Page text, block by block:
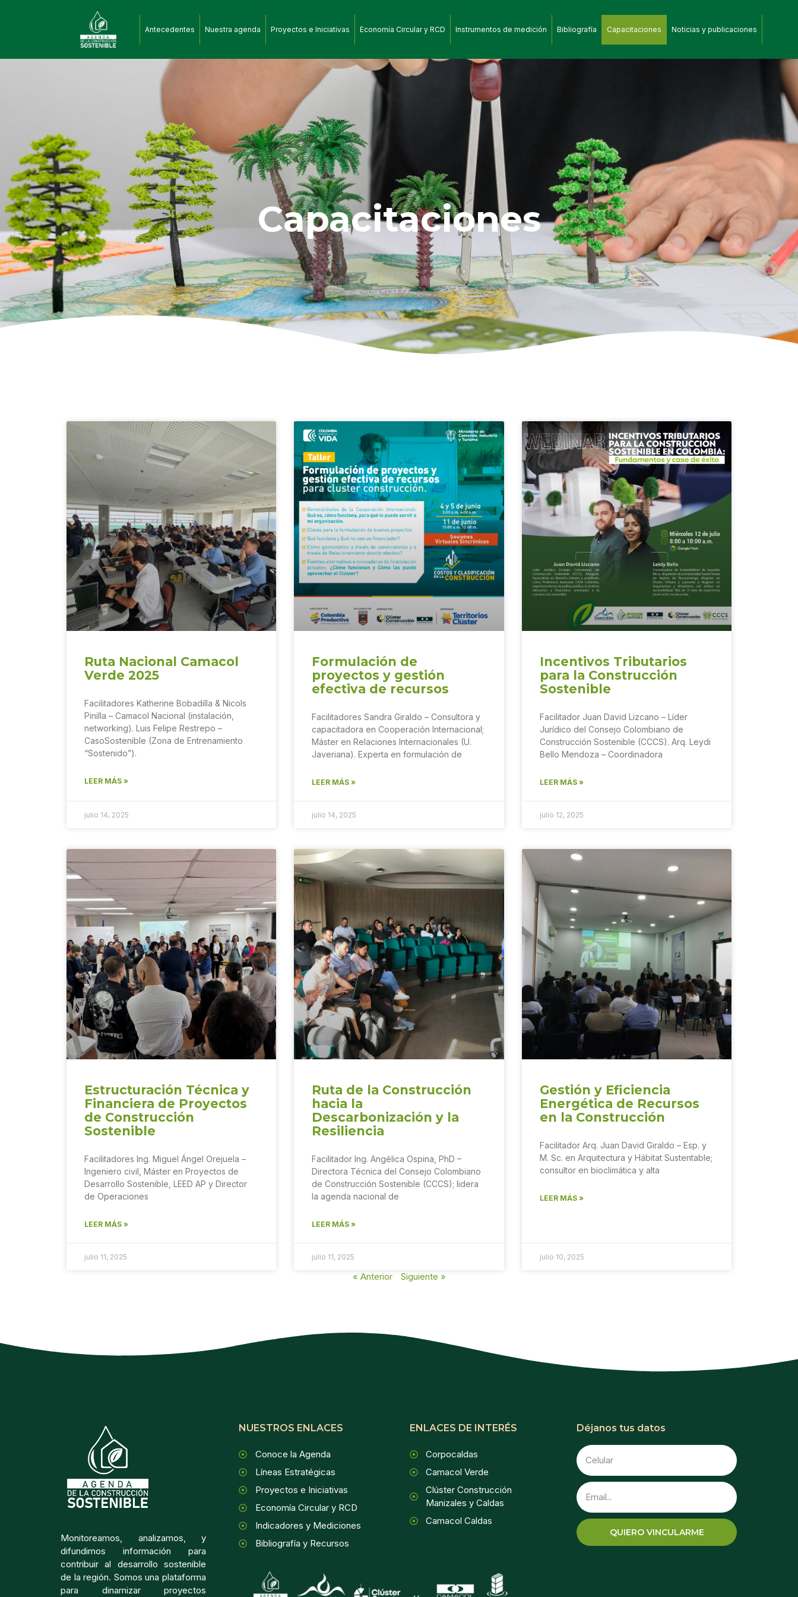
Antecedentes Nuestra agenda Proyectos e Iniciativas Economía Circular y RCD Instrumentos de medición Bibliografía Capacitaciones Noticias y publicaciones
Capacitaciones
Ruta Nacional Camacol
Verde 2025
Facilitadores Katherine Bobadilla & Nicols
Pinilla – Camacol Nacional (instalación,
networking). Luis Felipe Restrepo –
CasoSostenible (Zona de Entrenamiento
“Sostenido”).
LEER MÁS »
julio 14, 2025
Formulación de
proyectos y gestión
efectiva de recursos
Facilitadores Sandra Giraldo – Consultora y
capacitadora en Cooperación Internacional;
Máster en Relaciones Internacionales (U.
Javeriana). Experta en formulación de
LEER MÁS »
julio 14, 2025
Incentivos Tributarios
para la Construcción
Sostenible
Facilitador Juan David Lizcano – Líder
Jurídico del Consejo Colombiano de
Construcción Sostenible (CCCS). Arq. Leydi
Bello Mendoza – Coordinadora
LEER MÁS »
julio 12, 2025
Estructuración Técnica y
Financiera de Proyectos
de Construcción
Sostenible
Facilitadores Ing. Miguel Ángel Orejuela –
Ingeniero civil, Máster en Proyectos de
Desarrollo Sostenible, LEED AP y Director
de Operaciones
LEER MÁS »
julio 11, 2025
Ruta de la Construcción
hacia la
Descarbonización y la
Resiliencia
Facilitador Ing. Angélica Ospina, PhD –
Directora Técnica del Consejo Colombiano
de Construcción Sostenible (CCCS); lidera
la agenda nacional de
LEER MÁS »
julio 11, 2025
Gestión y Eficiencia
Energética de Recursos
en la Construcción
Facilitador Arq. Juan David Giraldo – Esp. y
M. Sc. en Arquitectura y Hábitat Sustentable;
consultor en bioclimática y alta
LEER MÁS »
julio 10, 2025
« Anterior Siguiente »
Monitoreamos, analizamos, y
difundimos información para
contribuir al desarrollo sostenible
de la región. Somos una plataforma
para dinamizar proyectos
NUESTROS ENLACES
Conoce la Agenda
Líneas Estratégicas
Proyectos e Iniciativas
Economía Circular y RCD
Indicadores y Mediciones
Bibliografía y Recursos
ENLACES DE INTERÉS
Corpocaldas
Camacol Verde
Clúster Construcción
Manizales y Caldas
Camacol Caldas
Déjanos tus datos
QUIERO VINCULARME